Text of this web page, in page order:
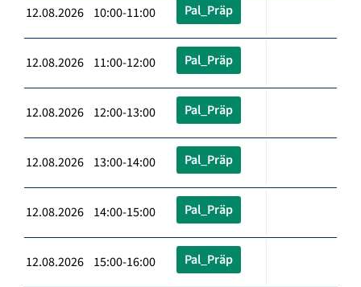
12.08.2026 10:00-11:00 Pal_Präp
12.08.2026 11:00-12:00 Pal_Präp
12.08.2026 12:00-13:00 Pal_Präp
12.08.2026 13:00-14:00 Pal_Präp
12.08.2026 14:00-15:00 Pal_Präp
12.08.2026 15:00-16:00 Pal_Präp